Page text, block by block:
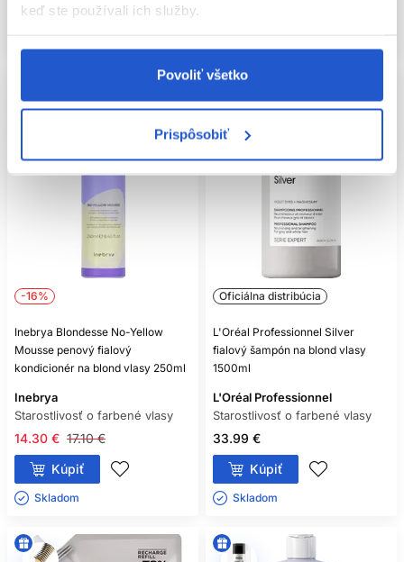
keď ste používali ich služby.
Povoliť všetko
Prispôsobiť
Kúpiť
-16%
Inebrya Blondesse No-Yellow
Mousse penový fialový
kondicionér na blond vlasy 250ml
Inebrya
Starostlivosť o farbené vlasy
17.10 €
14.30 €
Kúpiť
Skladom ㅤ
Oficiálna distribúcia
L'Oréal Professionnel Silver
fialový šampón na blond vlasy
1500ml
L'Oréal Professionnel
Starostlivosť o farbené vlasy
33.99 €
Kúpiť
Skladom ㅤ